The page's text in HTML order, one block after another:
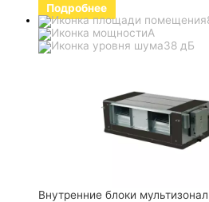
Подробнее
A
38 дБ
Внутренние блоки